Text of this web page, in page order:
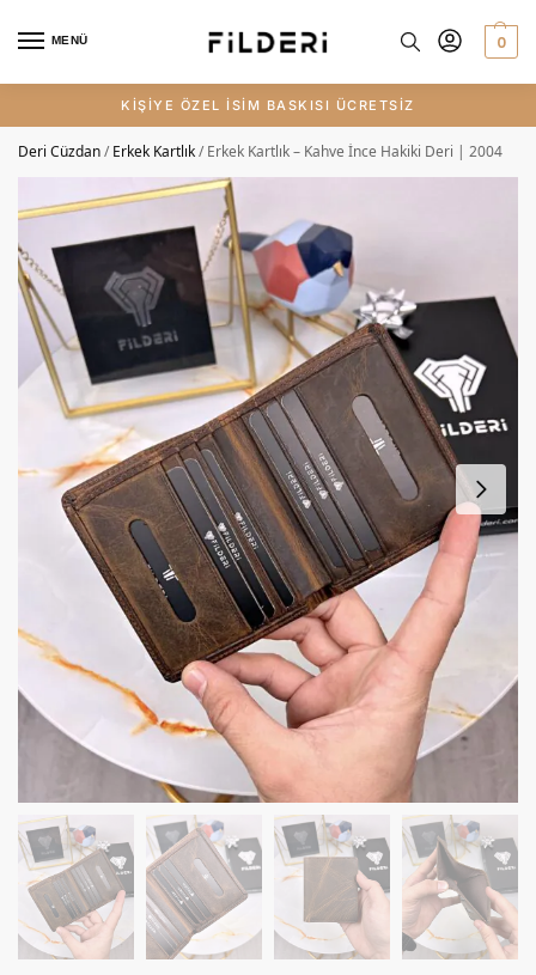
MENÜ 0
KİŞİYE ÖZEL İSİM BASKISI ÜCRETSİZ
Deri Cüzdan/Erkek Kartlık/Erkek Kartlık – Kahve İnce Hakiki Deri | 2004